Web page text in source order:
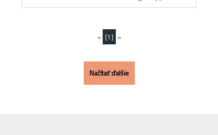
« [1] »
Načítať ďalšie